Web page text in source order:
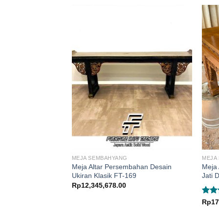
MEJA SEMBAHYANG
Meja Altar Persembahan Desain
Ukiran Klasik FT-169
Rp12,345,678.00
MEJA
Meja
Jati
Rp